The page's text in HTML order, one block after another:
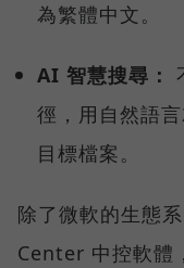
為繁體中文。
AI 智慧搜尋：
徑，用自然語
目標檔案。
除了微軟的生態
Center 中控軟體